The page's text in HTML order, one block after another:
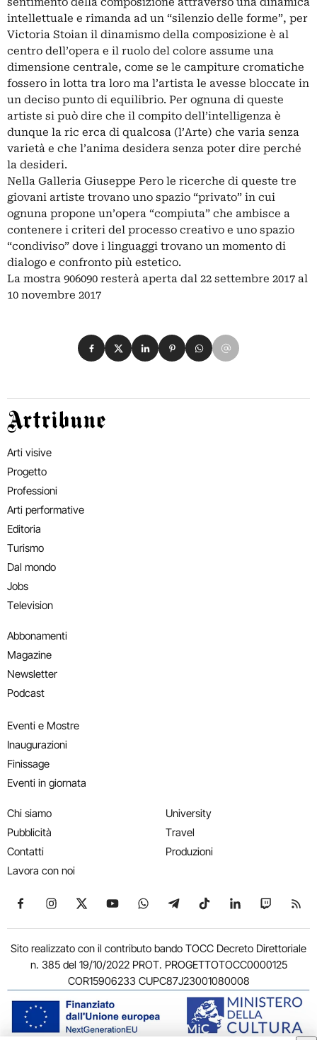
intellettuale e rimanda ad un “silenzio delle forme”, per
Victoria Stoian il dinamismo della composizione è al
centro dell’opera e il ruolo del colore assume una
dimensione centrale, come se le campiture cromatiche
fossero in lotta tra loro ma l’artista le avesse bloccate in
un deciso punto di equilibrio. Per ognuna di queste
artiste si può dire che il compito dell’intelligenza è
dunque la ric erca di qualcosa (l’Arte) che varia senza
varietà e che l’anima desidera senza poter dire perché
la desideri.
Nella Galleria Giuseppe Pero le ricerche di queste tre
giovani artiste trovano uno spazio “privato” in cui
ognuna propone un’opera “compiuta” che ambisce a
contenere i criteri del processo creativo e uno spazio
“condiviso” dove i linguaggi trovano un momento di
dialogo e confronto più estetico.
La mostra 906090 resterà aperta dal 22 settembre 2017 al
10 novembre 2017
Condividi su Facebook
Condividi su X
Condividi su LinkedIn
Condividi su Pinterest
Condividi su WhatsApp
Condividi su Email
Artribune
Arti visive
Progetto
Professioni
Arti performative
Editoria
Turismo
Dal mondo
Jobs
Television
Abbonamenti
Magazine
Newsletter
Podcast
Eventi e Mostre
Inaugurazioni
Finissage
Eventi in giornata
Chi siamo
Pubblicità
Contatti
Lavora con noi
University
Travel
Produzioni
Seguici su Facebook
Seguici su Instagram
Seguici su X
Seguici su YouTube
Seguici su WhatsApp
Seguici su Telegram
Seguici su TikTok
Seguici su
Seguici
Sito realizzato con il contributo bando TOCC Decreto Direttoriale
n. 385 del 19/10/2022 PROT. PROGETTOTOCC0000125
COR15906233 CUPC87J23001080008